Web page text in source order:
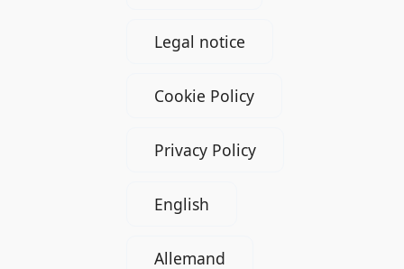
Legal notice
Cookie Policy
Privacy Policy
English
Allemand